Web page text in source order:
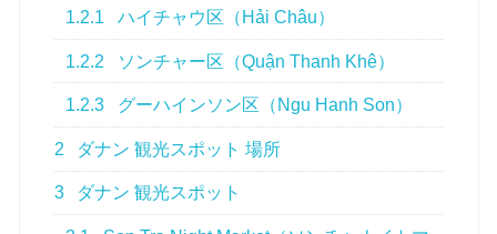
1.2.1 ハイチャウ区（Hải Châu）
1.2.2 ソンチャー区（Quận Thanh Khê）
1.2.3 グーハインソン区（Ngu Hanh Son）
2 ダナン 観光スポット 場所
3 ダナン 観光スポット